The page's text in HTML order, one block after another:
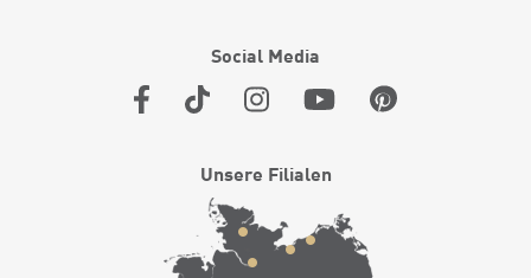
Social Media
Unsere Filialen